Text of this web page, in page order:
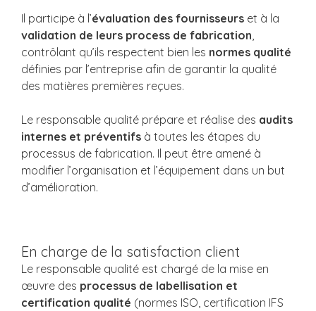
Il participe à l’évaluation des fournisseurs et à la
validation de leurs process de fabrication,
contrôlant qu’ils respectent bien les normes qualité
définies par l’entreprise afin de garantir la qualité
des matières premières reçues.
Le responsable qualité prépare et réalise des audits
internes et préventifs à toutes les étapes du
processus de fabrication. Il peut être amené à
modifier l’organisation et l’équipement dans un but
d’amélioration.
En charge de la satisfaction client
Le responsable qualité est chargé de la mise en
œuvre des processus de labellisation et
certification qualité (normes ISO, certification IFS